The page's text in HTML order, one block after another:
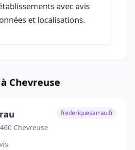
avec avis
et localisations.
Chevreuse
Chevreuse
frederiquesarrau.fr